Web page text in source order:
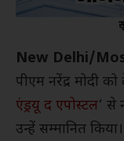
New Delhi/
पीएम नरेंद्र मोदी
एंड्रयू द एपोस्टल‘ से
उन्हें सम्मानित